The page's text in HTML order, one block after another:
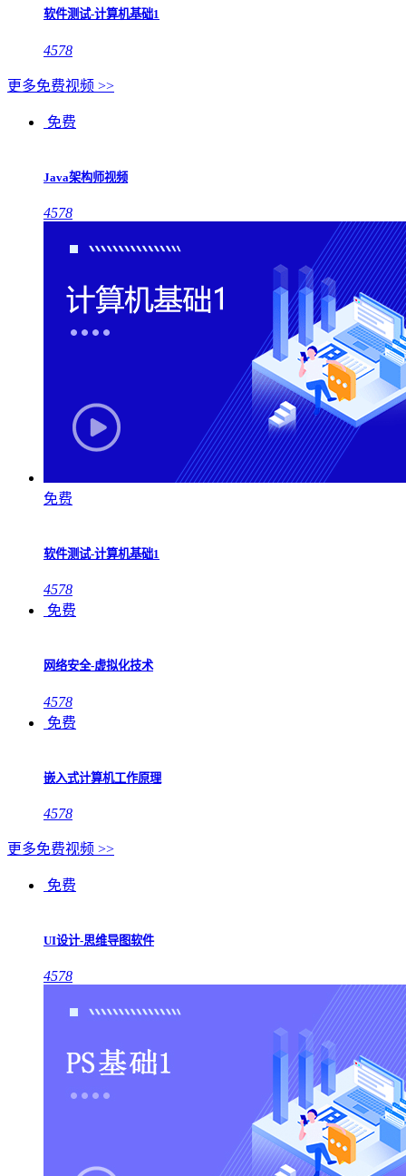
软件测试-计算机基础1
4578
更多免费视频 >>
免费
Java架构师视频
4578
免费
软件测试-计算机基础1
4578
免费
网络安全-虚拟化技术
4578
免费
嵌入式计算机工作原理
4578
更多免费视频 >>
免费
UI设计-思维导图软件
4578